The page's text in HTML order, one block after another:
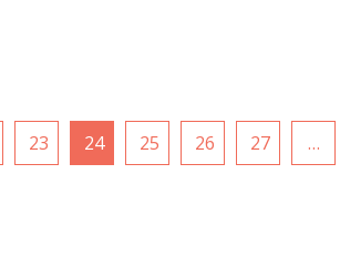
23 24 25 26 27 …